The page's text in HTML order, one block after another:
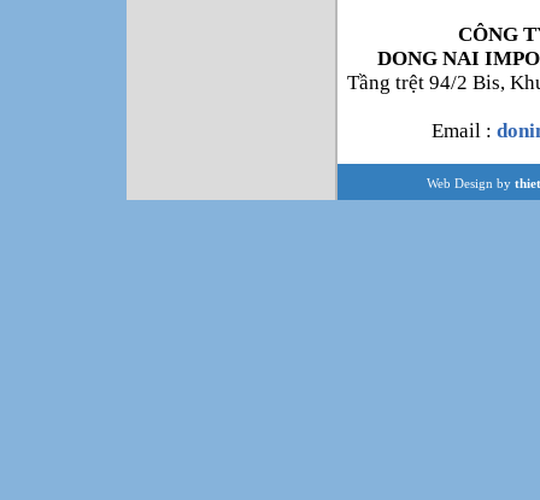
CÔNG
DONG NAI
Tầng trệt 94/2 Bis,
Email :
Web Design by